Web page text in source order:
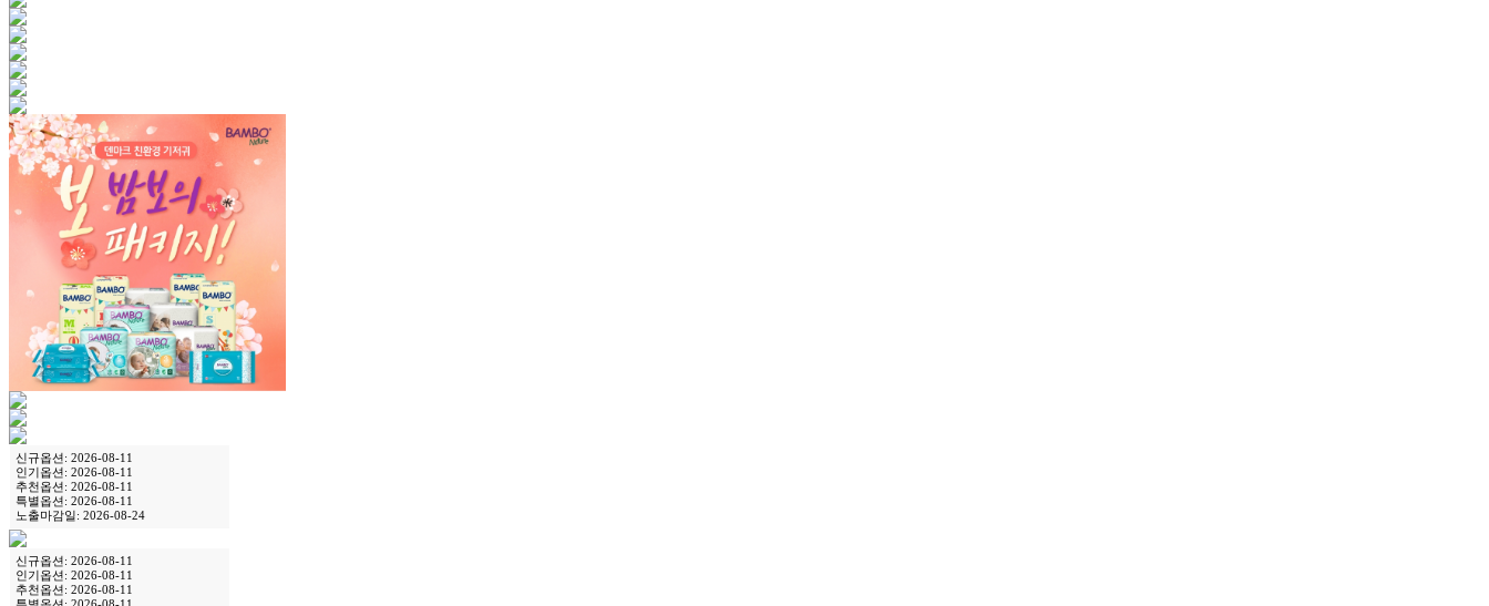
신규옵션: 2026-08-11
인기옵션: 2026-08-11
추천옵션: 2026-08-11
특별옵션: 2026-08-11
노출마감일: 2026-08-24
신규옵션: 2026-08-11
인기옵션: 2026-08-11
추천옵션: 2026-08-11